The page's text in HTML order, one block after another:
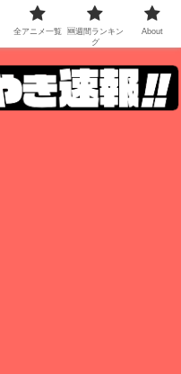
全アニメ一覧
🆕週間ランキン
グ
About